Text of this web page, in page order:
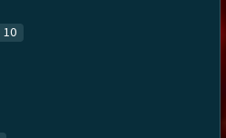
10